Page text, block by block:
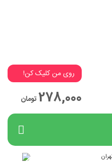
روی من کلیک کن!
278,000تومان